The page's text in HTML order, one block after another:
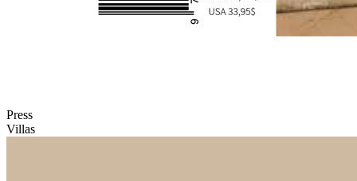
Press
Villas